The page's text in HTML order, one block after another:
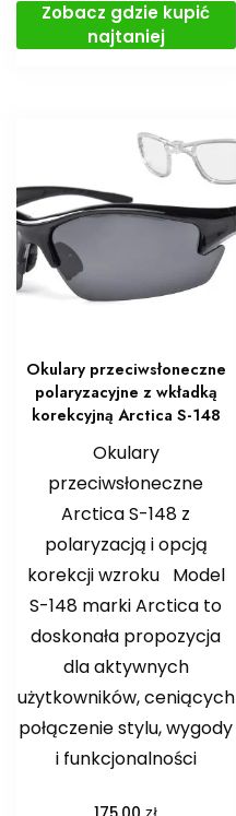
Zobacz gdzie kupić
najtaniej
Okulary przeciwsłoneczne
polaryzacyjne z wkładką
korekcyjną Arctica S-148
Okulary
przeciwsłoneczne
Arctica S-148 z
polaryzacją i opcją
korekcji wzroku Model
S-148 marki Arctica to
doskonała propozycja
dla aktywnych
użytkowników, ceniących
połączenie stylu, wygody
i funkcjonalności
zł